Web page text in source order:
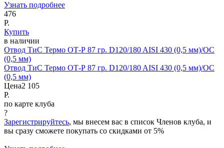
Узнать подробнее
476
Р.
Купить
в наличии
Отвод ТиС Термо ОТ-Р 87 гр. D120/180 AISI 430 (0,5 мм)/ОС
(0,5 мм)
Отвод ТиС Термо ОТ-Р 87 гр. D120/180 AISI 430 (0,5 мм)/ОС
(0,5 мм)
Цена2 105
Р.
по карте клуба
?
Зарегистрируйтесь, мы внесем вас в список Членов клуба, и
вы сразу сможете покупать со скидками от 5%